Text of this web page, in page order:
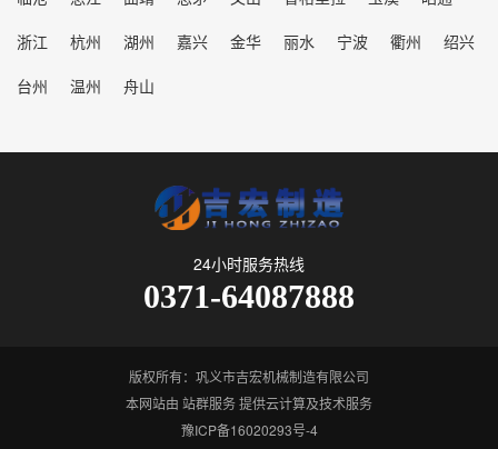
浙江
杭州 湖州 嘉兴 金华 丽水 宁波 衢州
绍兴
台州
温州 舟山
24小时服务热线
0371-64087888
版权所有：巩义市吉宏机械制造有限公司
本网站由 站群服务提供云计算及技术服务
豫ICP备16020293号-4